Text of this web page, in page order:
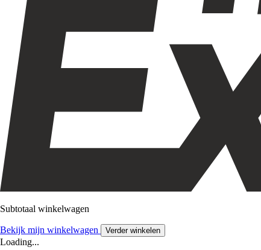
Subtotaal winkelwagen
Bekijk mijn winkelwagen Verder winkelen
Loading...